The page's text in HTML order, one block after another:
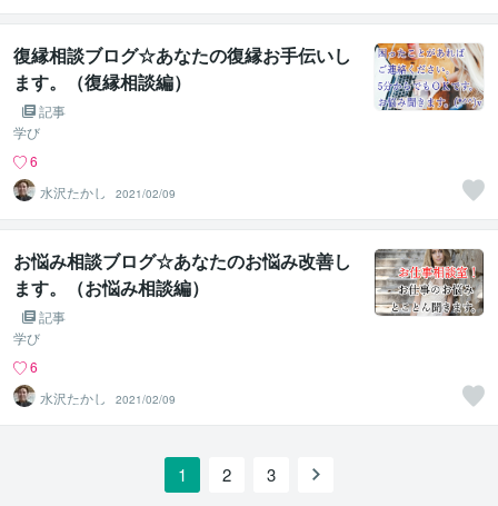
復縁相談ブログ☆あなたの復縁お手伝いし
ます。（復縁相談編）
記事
学び
6
水沢たかし
2021/02/09
お悩み相談ブログ☆あなたのお悩み改善し
ます。（お悩み相談編）
記事
学び
6
水沢たかし
2021/02/09
1 2 3